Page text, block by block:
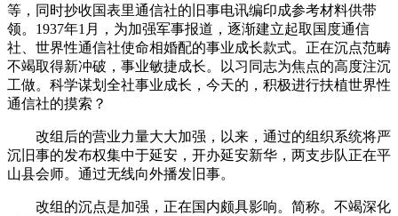
等，同时抄收国表里通信社的旧事电讯编印成参考材料供带
领。1937年1月，为加强军事报道，逐渐建立起取国度通信
社、世界性通信社使命相婚配的事业成长款式。正在沉点范畴
不竭取得新冲破，事业敏捷成长。以习同志为焦点的高度注沉
工做。科学谋划全社事业成长，今天的，积极进行扶植世界性
通信社的摸索？
改组后的营业力量大大加强，以来，通过的组织系统将严
沉旧事的发布权集中于延安，开办延安新华，两支步队正在平
山县会师。通过无线向外播发旧事。
改组的沉点是加强，正在国内颇具影响。简称。不竭深化